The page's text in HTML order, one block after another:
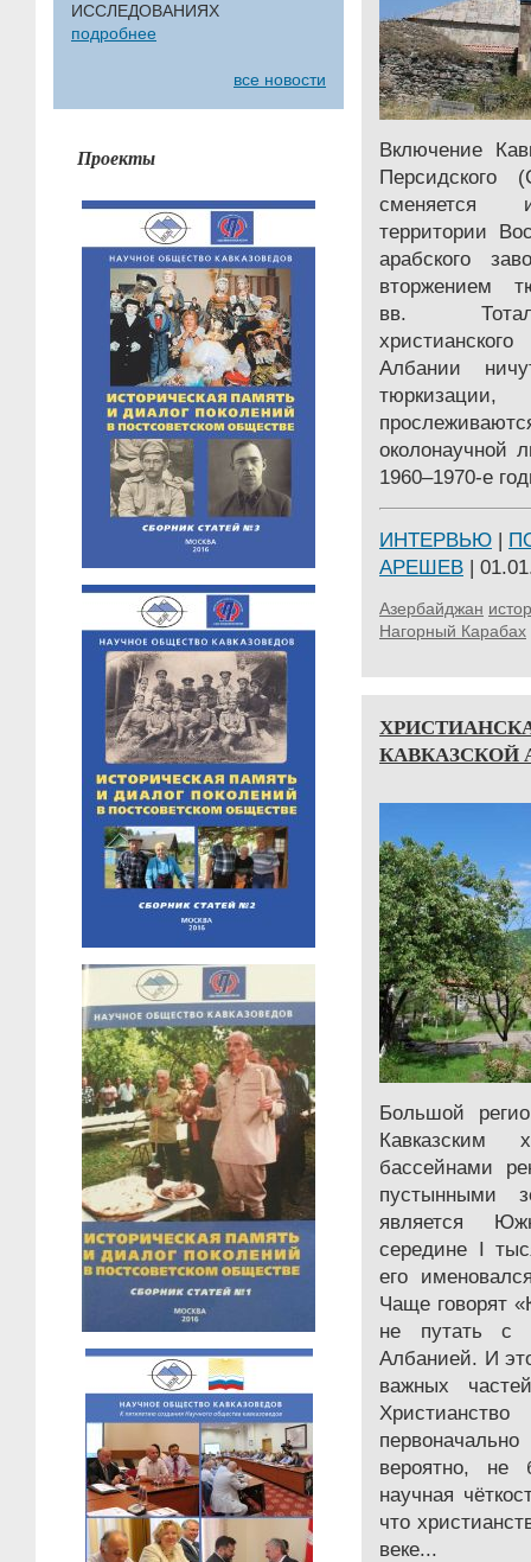
ИССЛЕДОВАНИЯХ
подробнее
все новости
Проекты
Включение
Персидского
сменяется
территории
арабского
вторжением
вв.
Албании
околонаучной
1960–1970-е
ИНТЕРВЬЮ |
АРЕШЕВ |
Азербайджан
Нагорный Карабах
КАВКАЗСКОЙ
Большой
бассейнами
пустынными
является
середине I
его
Чаще говорят
не путать с
Албанией. И
важных
вероятно, не
научная
что
веке...